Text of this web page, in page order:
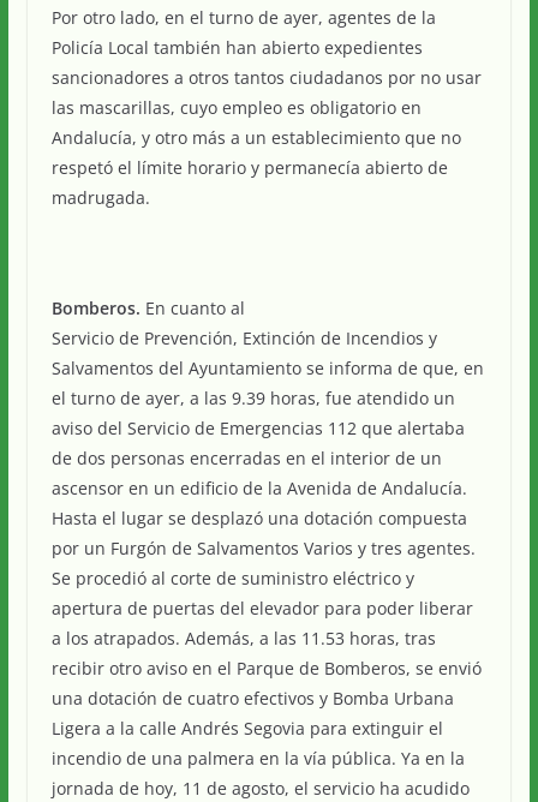
Por otro lado, en el turno de ayer, agentes de la
Policía Local también han abierto expedientes
sancionadores a otros tantos ciudadanos por no usar
las mascarillas, cuyo empleo es obligatorio en
Andalucía, y otro más a un establecimiento que no
respetó el límite horario y permanecía abierto de
madrugada.
Bomberos. En cuanto al
Servicio de Prevención, Extinción de Incendios y
Salvamentos del Ayuntamiento se informa de que, en
el turno de ayer, a las 9.39 horas, fue atendido un
aviso del Servicio de Emergencias 112 que alertaba
de dos personas encerradas en el interior de un
ascensor en un edificio de la Avenida de Andalucía.
Hasta el lugar se desplazó una dotación compuesta
por un Furgón de Salvamentos Varios y tres agentes.
Se procedió al corte de suministro eléctrico y
apertura de puertas del elevador para poder liberar
a los atrapados. Además, a las 11.53 horas, tras
recibir otro aviso en el Parque de Bomberos, se envió
una dotación de cuatro efectivos y Bomba Urbana
Ligera a la calle Andrés Segovia para extinguir el
incendio de una palmera en la vía pública. Ya en la
jornada de hoy, 11 de agosto, el servicio ha acudido